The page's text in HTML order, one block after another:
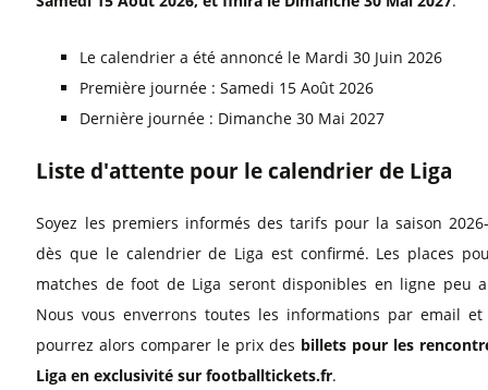
Le calendrier a été annoncé le Mardi 30 Juin 2026
Première journée : Samedi 15 Août 2026
Dernière journée : Dimanche 30 Mai 2027
Liste d'attente pour le calendrier de Liga
Soyez les premiers informés des tarifs pour la saison
dès que le calendrier de Liga est confirmé. Les places
matches de foot de Liga seront disponibles en ligne peu
Nous vous enverrons toutes les informations par email et
pourrez alors comparer le prix des billets pour les
Liga en exclusivité sur footballtickets.fr.